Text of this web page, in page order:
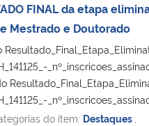
FINAL da etapa
Mestrado e Doutorado
do item: Destaques